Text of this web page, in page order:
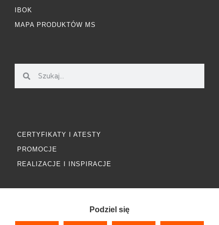
IBOK
MAPA PRODUKTÓW MS
CERTYFIKATY I ATESTY
PROMOCJE
REALIZACJE I INSPIRACJE
Podziel się